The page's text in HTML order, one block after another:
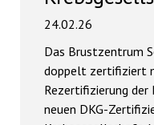
24.02.26
Das Brustzentrum
doppelt zertifiziert
Rezertifizierung der
neuen DKG-